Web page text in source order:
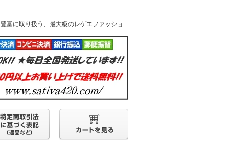
富に取り扱う、最大級のレゲエファッショ